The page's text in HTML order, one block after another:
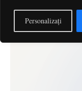
Personalizați